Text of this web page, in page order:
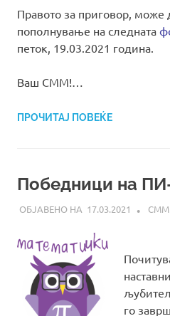
Правото за приговор, може
пополнување на следната
петок, 19.03.2021 година.
Ваш СММ!…
ПРОЧИТАЈ ПОВЕЌЕ
Победници на
17.03.2021 СММ
го